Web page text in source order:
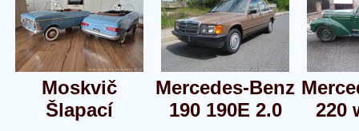
Moskvič
Šlapací
Mercedes-Benz
190 190E 2.0
220